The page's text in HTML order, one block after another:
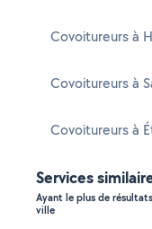
Covoitureurs à
Covoitureurs à
Covoitureurs à
Services
Ayant le plus de
ville